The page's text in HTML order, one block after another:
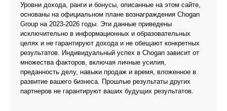
Уровни дохода, ранги и бонусы, описанные на этом сайте,
основаны на официальном плане вознаграждения Chogan
Group на 2023-2026 годы. Эти данные приведены
исключительно в информационных и образовательных
целях и не гарантируют дохода и не обещают конкретных
результатов. Индивидуальный успех в Chogan зависит от
множества факторов, включая личные усилия,
преданность делу, навыки продаж и время, вложенное в
развитие вашего бизнеса. Прошлые результаты других
партнеров не гарантируют ваших будущих результатов.